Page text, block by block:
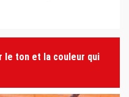
le ton et la couleur qui